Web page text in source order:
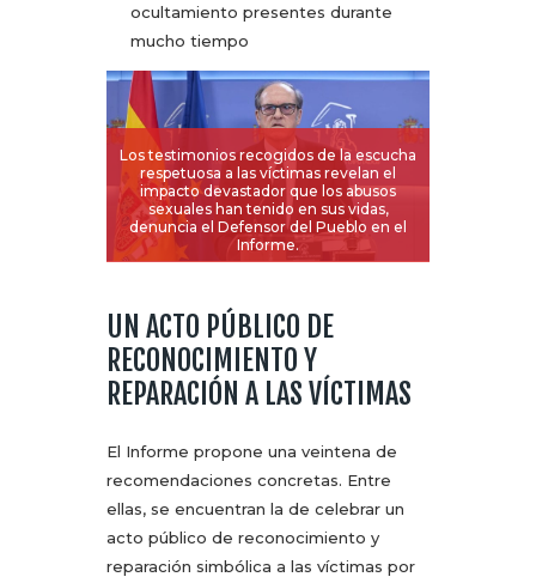
ocultamiento presentes durante
mucho tiempo
Los testimonios recogidos de la escucha
respetuosa a las víctimas revelan el
impacto devastador que los abusos
sexuales han tenido en sus vidas,
denuncia el Defensor del Pueblo en el
Informe.
UN ACTO PÚBLICO DE
RECONOCIMIENTO Y
REPARACIÓN A LAS VÍCTIMAS
El Informe propone una veintena de
recomendaciones concretas. Entre
ellas, se encuentran la de celebrar un
acto público de reconocimiento y
reparación simbólica a las víctimas por